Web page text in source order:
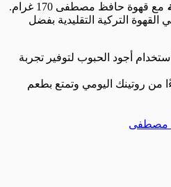
مع قهوة حافظ مصطفى 170 غرام.
القهوة التركية التقليدية بفضل
أجود الحبوب لتوفير تجربة
روتينك اليومي وتمتع بطعم
مصطفى